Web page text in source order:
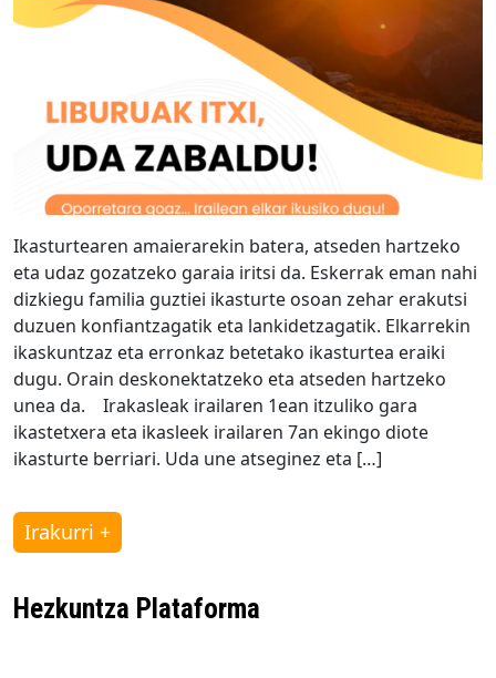
Ikasturtearen amaierarekin batera, atseden hartzeko
eta udaz gozatzeko garaia iritsi da. Eskerrak eman nahi
dizkiegu familia guztiei ikasturte osoan zehar erakutsi
duzuen konfiantzagatik eta lankidetzagatik. Elkarrekin
ikaskuntzaz eta erronkaz betetako ikasturtea eraiki
dugu. Orain deskonektatzeko eta atseden hartzeko
unea da. Irakasleak irailaren 1ean itzuliko gara
ikastetxera eta ikasleek irailaren 7an ekingo diote
ikasturte berriari. Uda une atseginez eta […]
Irakurri +
Hezkuntza Plataforma